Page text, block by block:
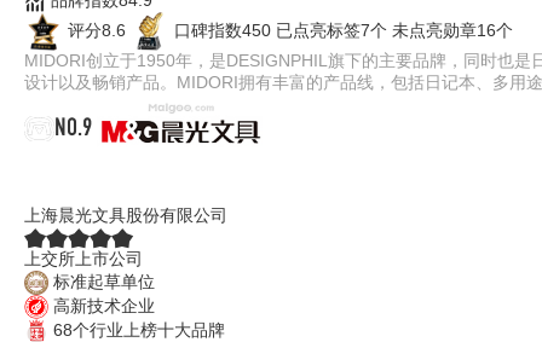
评分8.6
口碑指数450 已点亮标签7个 未点亮勋章16个
MIDORI创立于1950年，是DESIGNPHIL旗下的主要品牌，同时也
设计以及畅销产品。MIDORI拥有丰富的产品线，包括日记本、多用
NO.9
上海晨光文具股份有限公司
上交所上市公司
标准起草单位
高新技术企业
68个行业上榜十大品牌